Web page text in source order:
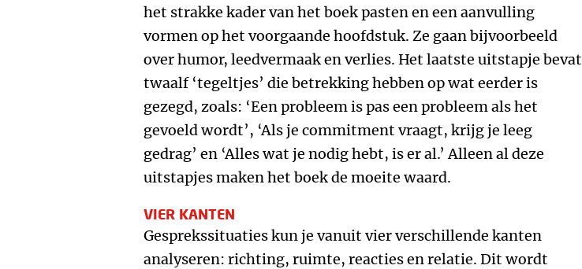
het strakke kader van het boek pasten en een aanvulling
vormen op het voorgaande hoofdstuk. Ze gaan bijvoorbeeld
over humor, leedvermaak en verlies. Het laatste uitstapje bevat
twaalf ‘tegeltjes’ die betrekking hebben op wat eerder is
gezegd, zoals: ‘Een probleem is pas een probleem als het
gevoeld wordt’, ‘Als je commitment vraagt, krijg je leeg
gedrag’ en ‘Alles wat je nodig hebt, is er al.’ Alleen al deze
uitstapjes maken het boek de moeite waard.
VIER KANTEN
Gesprekssituaties kun je vanuit vier verschillende kanten
analyseren: richting, ruimte, reacties en relatie. Dit wordt